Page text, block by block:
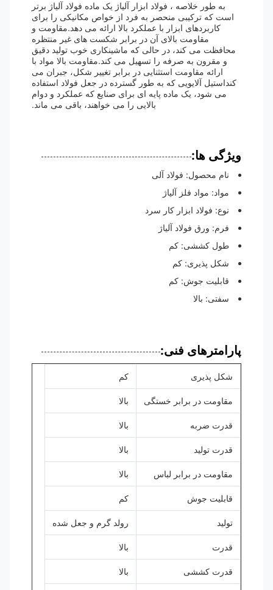
به طور خلاصه ، فولاد ابزار آلیاژ یک ماده فولاد آلیاژ برتر
است که ترکیبی منحصر به فرد از خواص مکانیکی را برای
کاربردهای ابزار با عملکرد بالا ارائه می دهد.مقاومت و
مقاومت بالای آن در برابر شکست های غیر منتظره
محافظت می کند، در حالی که ماشینکاری خوب تولید دقیق
و مقرون به صرفه را تسهیل می کند.مقاومت بالا مواد با
ارائه مقاومت استثنایی در برابر تغییر شکل، جبران می
کنداستیل آلایویی که به طور گسترده در جعل فولاد استفاده
می شود، یک ماده پایه ای برای صنایع که عملکرد و دوام
بالایی را می خواهند، باقی می ماند.
ویژگی ها:
نام محصول: فولاد آلی
مواد: مواد فلز آلیاژ
نوع: فولاد ابزار کار سرد
فرم: ورق فولاد آلیاژ
طول کششی: کم
شکل پذیری: کم
قابلیت جوش: کم
سفتی: بالا
پارامترهای فنی:
شکل پذیری
مقاومت در برابر خستگی بالا
قدرت ضربه
قدرت تولید
مقاومت در برابر لباس
قابلیت جوش
رولد گرم و جعل شده
قدرت
قدرت کششی